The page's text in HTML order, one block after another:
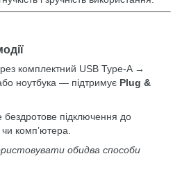
комплектний USB Type-A →
ноутбука — підтримує Plug &
бездротове підключення до
комп’ютера.
обидва способи